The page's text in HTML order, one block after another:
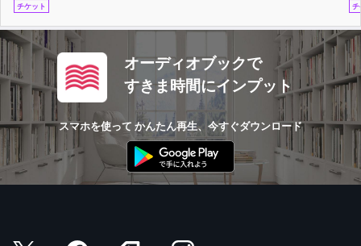
チケット チ
オーディオブックで
すきま時間にインプット
スマホを使って かんたん再生、今すぐダウンロード